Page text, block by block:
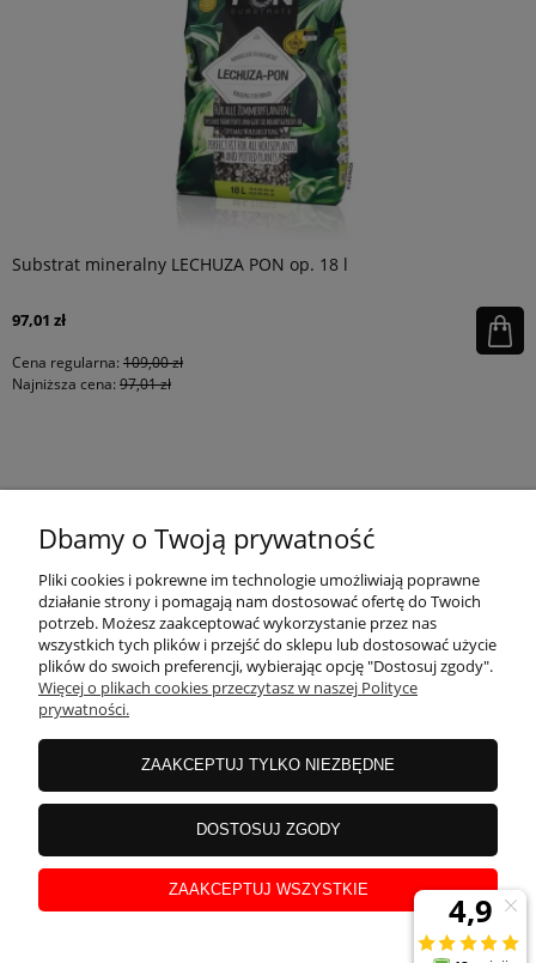
Substrat mineralny LECHUZA PON op. 18 l
97,01 zł
Cena regularna: 109,00 zł
Najniższa cena: 97,01 zł
MOJE KONTO
PŁATNOŚCI I DOSTAWA
INFORMACJE
INSTRUKCJE
O NAS
Dbamy o Twoją prywatność
Pliki cookies i pokrewne im technologie umożliwiają poprawne
działanie strony i pomagają nam dostosować ofertę do Twoich
potrzeb. Możesz zaakceptować wykorzystanie przez nas
wszystkich tych plików i przejść do sklepu lub dostosować użycie
plików do swoich preferencji, wybierając opcję "Dostosuj zgody".
Więcej o plikach cookies przeczytasz w naszej Polityce
prywatności.
ZAAKCEPTUJ TYLKO NIEZBĘDNE
DOSTOSUJ ZGODY
ZAAKCEPTUJ WSZYSTKIE